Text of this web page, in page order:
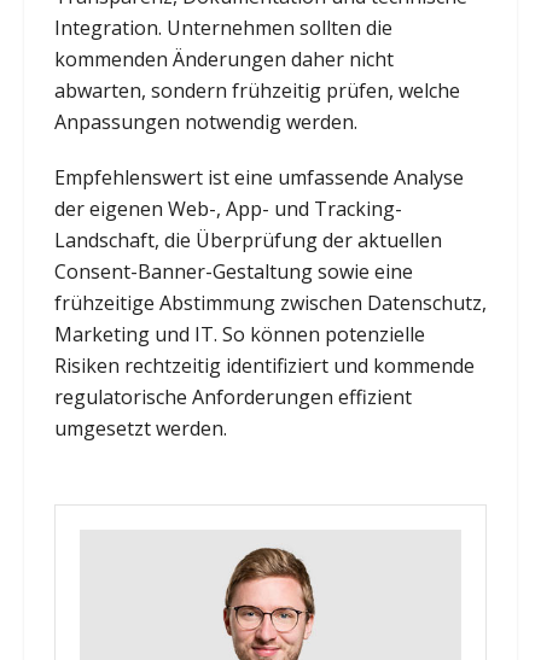
Integration. Unternehmen sollten die
kommenden Änderungen daher nicht
abwarten, sondern frühzeitig prüfen, welche
Anpassungen notwendig werden.
Empfehlenswert ist eine umfassende Analyse
der eigenen Web-, App- und Tracking-
Landschaft, die Überprüfung der aktuellen
Consent-Banner-Gestaltung sowie eine
frühzeitige Abstimmung zwischen Datenschutz,
Marketing und IT. So können potenzielle
Risiken rechtzeitig identifiziert und kommende
regulatorische Anforderungen effizient
umgesetzt werden.